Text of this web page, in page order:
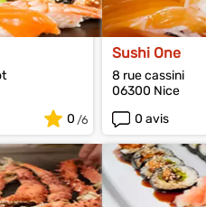
0
Sushi One
8 rue cassini
06300 Nice
0 avis